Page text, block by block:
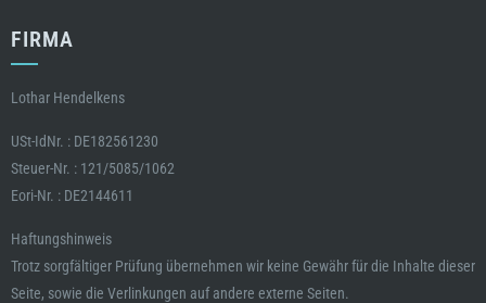
FIRMA
Lothar Hendelkens
USt-IdNr. : DE182561230
Steuer-Nr. : 121/5085/1062
Eori-Nr. : DE2144611
Haftungshinweis
Trotz sorgfältiger Prüfung übernehmen wir keine Gewähr für die Inhalte dieser
Seite, sowie die Verlinkungen auf andere externe Seiten.